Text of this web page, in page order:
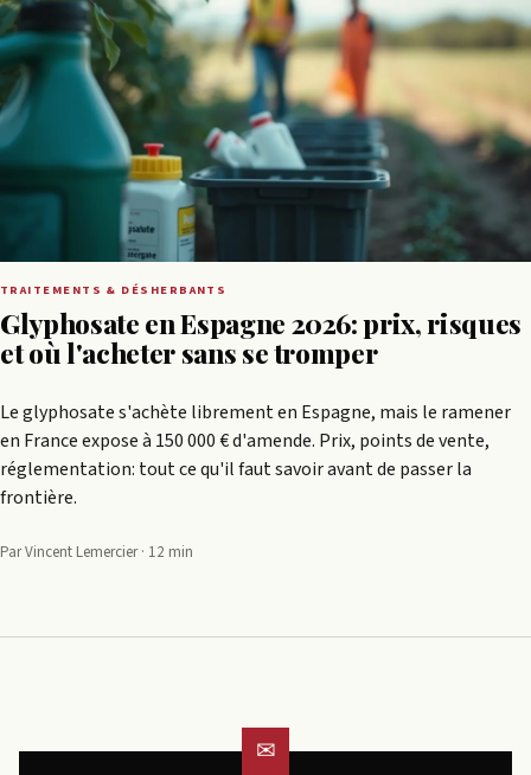
TRAITEMENTS & DÉSHERBANTS
Glyphosate en Espagne 2026: prix, risques
et où l'acheter sans se tromper
Le glyphosate s'achète librement en Espagne, mais le ramener
en France expose à 150 000 € d'amende. Prix, points de vente,
réglementation: tout ce qu'il faut savoir avant de passer la
frontière.
Par Vincent Lemercier · 12 min